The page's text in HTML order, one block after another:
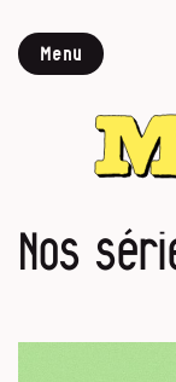
Menu
Nos